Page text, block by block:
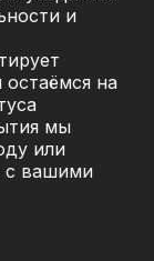
и
на
мы
или
с вашими